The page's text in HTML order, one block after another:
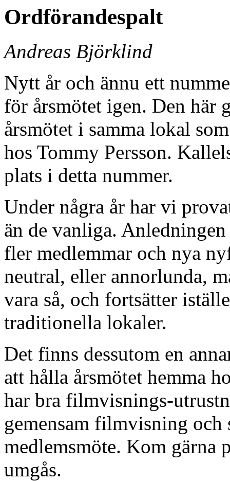
Ordförandespalt
Andreas Björklind
Nytt år och ännu ett
för årsmötet igen. Den här
årsmötet i samma lokal
hos Tommy Persson.
plats i detta nummer.
Under några år har vi
än de vanliga.
fler medlemmar och nya
neutral, eller annorlunda,
vara så, och fortsätter
traditionella lokaler.
Det finns dessutom en
att hålla årsmötet hemma
har bra filmvisnings-
gemensam filmvisning
medlemsmöte. Kom gärna
umgås.